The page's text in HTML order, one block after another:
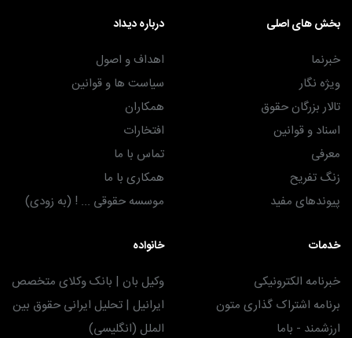
بخش های اصلی
خبرنما
ویژه نگار
تالار بزرگان حقوق
اسناد و قوانین
معرفی
زنگ تفریح
پیوندهای مفید
درباره دیداد
اهداف و اصول
سیاست ها و قوانین
همکاران
افتخارات
تماس با ما
همکاری با ما
موسسه حقوقی ... ! (به زودی)
خدمات
خبرنامه الکترونیکی
برنامه اشتراک گذاری متون
ارزشمند - باما
خانواده
وکیل بان | بانک وکلای متخصص
ایرانیل | تحلیل ایرانی حقوق بین
الملل (انگلیسی)